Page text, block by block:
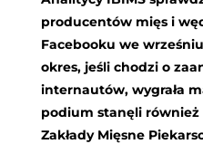
producentów mięs i
Facebooku we
okres, jeśli chodzi o
internautów, wygrała
podium stanęli również
Zakłady Mięsne